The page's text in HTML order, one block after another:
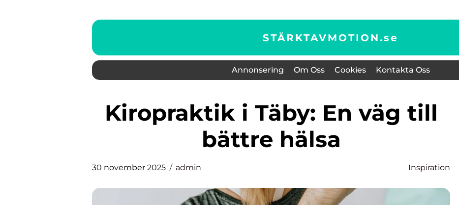
STÄRKTAVMOTION.se
Annonsering Om Oss Cookies Kontakta Oss
Kiropraktik i Täby: En väg till
bättre hälsa
30 november 2025 admin Inspiration